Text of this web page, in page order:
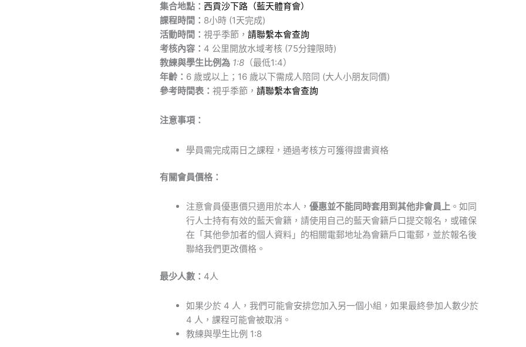
集合地點： 西貢沙下路（藍天體育會）
課程時間： 8小時 (1天完成)
活動時間： 視乎季節， 請聯繫本會查詢
考核內容： 4 公里開放水域考核 (75分鐘限時)
教練與學生比例為 1:8 （最低1:4）
年齡： 6 歲或以上；16 歲以下需成人陪同 (大人小朋友同價)
參考時間表： 視乎季節， 請聯繫本會查詢
注意事項：
學員需完成兩日之課程，通過考核方可獲得證書資格
有關會員價格：
注意會員優惠價只適用於本人， 優惠並不能同時套用到其他非會員上 。如同
行人士持有有效的藍天會籍，請使用自己的藍天會籍戶口提交報名，或確保
在「其他參加者的個人資料」的相關電郵地址為會籍戶口電郵，並於報名後
聯絡我們更改價格。
最少人數： 4人
如果少於 4 人，我們可能會安排您加入另一個小組，如果最終參加人數少於
4 人，課程可能會被取消。
教練與學生比例 1:8